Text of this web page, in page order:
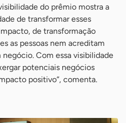
do prêmio mostra a
de transformar esses
de transformação
as pessoas nem acreditam
Com essa visibilidade
potenciais negócios
positivo”, comenta.